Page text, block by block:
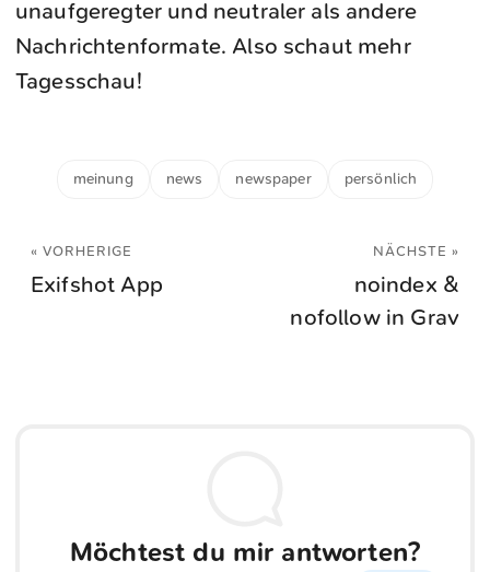
unaufgeregter und neutraler als andere
Nachrichtenformate. Also schaut mehr
Tagesschau!
meinung news newspaper persönlich
« VORHERIGE
Exifshot App
NÄCHSTE »
noindex &
nofollow in Grav
Möchtest du mir antworten?